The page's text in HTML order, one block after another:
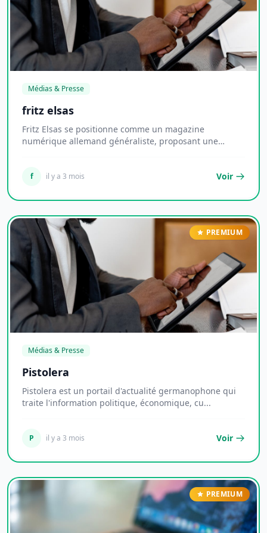
Médias & Presse
fritz elsas
Fritz Elsas se positionne comme un magazine
numérique allemand généraliste, proposant une
f il y a 3 mois Voir
PREMIUM
Médias & Presse
Pistolera
Pistolera est un portail d'actualité germanophone qui
traite l'information politique, économique, cu...
P il y a 3 mois Voir
PREMIUM